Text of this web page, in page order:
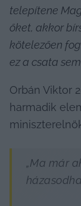
telepítene
őket, akkor
kötelezően
ez a csata
Orbán Viktor
harmadik
„Ma már